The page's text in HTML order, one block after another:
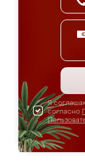
Я
согласно